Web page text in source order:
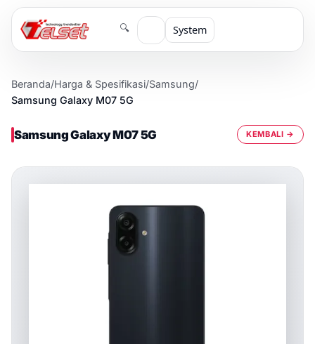
🔍 System
Beranda/Harga & Spesifikasi/Samsung/
Samsung Galaxy M07 5G
Samsung Galaxy M07 5G KEMBALI →